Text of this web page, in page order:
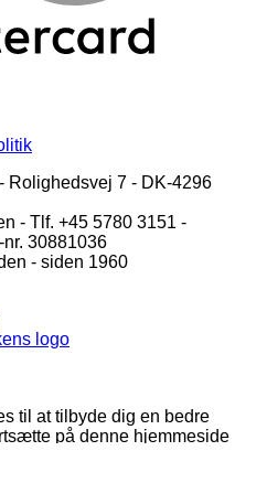
Rolighedsvej 7 - DK-4296
- Tlf. +45 5780 3151 -
30881036
- siden 1960
logo
til at tilbyde dig en bedre
på denne hjemmeside